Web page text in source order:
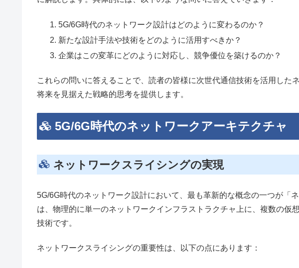
5G/6G時代のネットワーク設計はどのように変わるのか？
新たな設計手法や技術をどのように活用すべきか？
企業はこの変革にどのように対応し、競争優位を築けるのか？
これらの問いに答えることで、読者の皆様に次世代通信技術を活用した
将来を見据えた戦略的思考を提供します。
5G/6G時代のネットワークアーキテクチャ
ネットワークスライシングの実現
5G/6G時代のネットワーク設計において、最も革新的な概念の一つが「
は、物理的に単一のネットワークインフラストラクチャ上に、複数の仮
技術です。
ネットワークスライシングの重要性は、以下の点にあります：